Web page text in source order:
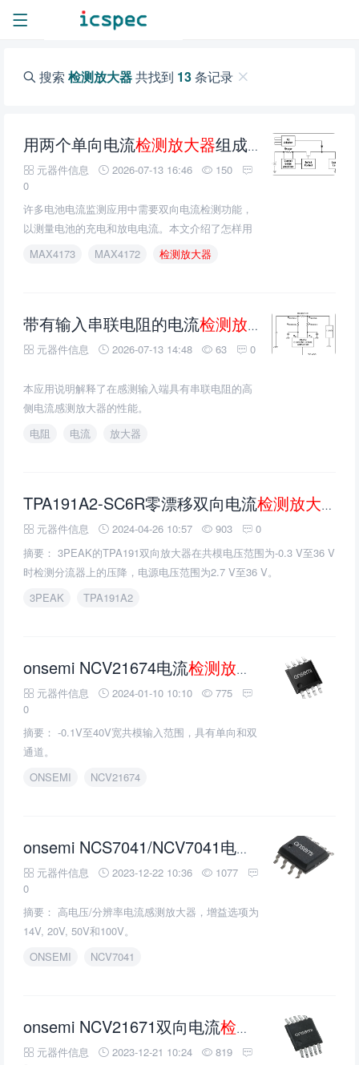
搜索 检测放大器共找到 13条记录
用两个单向电流检测放大器组成一个双向电流
元器件信息 2026-07-13 16:46
150
0
许多电池电流监测应用中需要双向电流检测功能，
以测量电池的充电和放电电流。本文介绍了怎样用
两个单向电流检测放大器，比如MAX4172和
MAX4173 MAX4172 检测放大器
带有输入串联电阻的电流检测放大器 的性能
元器件信息 2026-07-13 14:48 63 0
本应用说明解释了在感测输入端具有串联电阻的高
侧电流感测放大器的性能。
电阻
电流 放大器
TPA191A2-SC6R零漂移双向电流检测放大器
元器件信息 2024-04-26 10:57 903
0
摘要： 3PEAK的TPA191双向放大器在共模电压范围为-0.3 V至36 V
时检测分流器上的压降，电源电压范围为2.7 V至36 V。
3PEAK
TPA191A2
onsemi NCV21674电流检测放大器 的介绍、
元器件信息 2024-01-10 10:10
775
0
摘要： -0.1V至40V宽共模输入范围，具有单向和双
通道。
ONSEMI
NCV21674
onsemi NCS7041/NCV7041电流 检测放大器的
元器件信息 2023-12-22 10:36
1077
0
摘要： 高电压/分辨率电流感测放大器，增益选项为
14V, 20V, 50V和100V。
ONSEMI
NCV7041
onsemi NCV21671双向电流检测放大器 的介绍
元器件信息 2023-12-21 10:24
819